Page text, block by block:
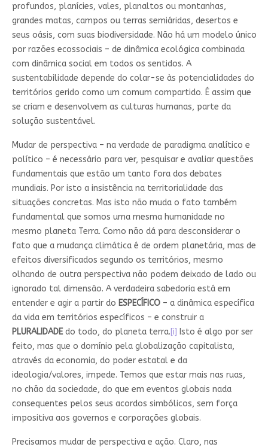
profundos, planícies, vales, planaltos ou montanhas,
grandes matas, campos ou terras semiáridas, desertos e
seus oásis, com suas biodiversidade. Não há um modelo único
por razões ecossociais – de dinâmica ecológica combinada
com dinâmica social em todos os sentidos. A
sustentabilidade depende do colar-se às potencialidades do
territórios gerido como um comum compartido. É assim que
se criam e desenvolvem as culturas humanas, parte da
solução sustentável.
Mudar de perspectiva – na verdade de paradigma analítico e
político – é necessário para ver, pesquisar e avaliar questões
fundamentais que estão um tanto fora dos debates
mundiais. Por isto a insistência na territorialidade das
situações concretas. Mas isto não muda o fato também
fundamental que somos uma mesma humanidade no
mesmo planeta Terra. Como não dá para desconsiderar o
fato que a mudança climática é de ordem planetária, mas de
efeitos diversificados segundo os territórios, mesmo
olhando de outra perspectiva não podem deixado de lado ou
ignorado tal dimensão. A verdadeira sabedoria está em
entender e agir a partir do ESPECÍFICO – a dinâmica específica
da vida em territórios específicos – e construir a
PLURALIDADEdo todo, do planeta terra.[i] Isto é algo por ser
feito, mas que o domínio pela globalização capitalista,
através da economia, do poder estatal e da
ideologia/valores, impede. Temos que estar mais nas ruas,
no chão da sociedade, do que em eventos globais nada
consequentes pelos seus acordos simbólicos, sem força
impositiva aos governos e corporações globais.
Precisamos mudar de perspectiva e ação. Claro, nas